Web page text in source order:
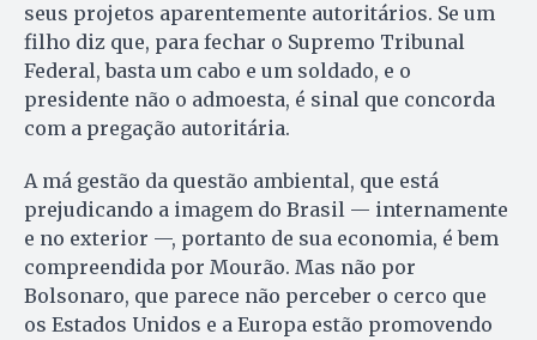
seus projetos aparentemente autoritários. Se um
filho diz que, para fechar o Supremo Tribunal
Federal, basta um cabo e um soldado, e o
presidente não o admoesta, é sinal que concorda
com a pregação autoritária.
A má gestão da questão ambiental, que está
prejudicando a imagem do Brasil — internamente
e no exterior —, portanto de sua economia, é bem
compreendida por Mourão. Mas não por
Bolsonaro, que parece não perceber o cerco que
os Estados Unidos e a Europa estão promovendo